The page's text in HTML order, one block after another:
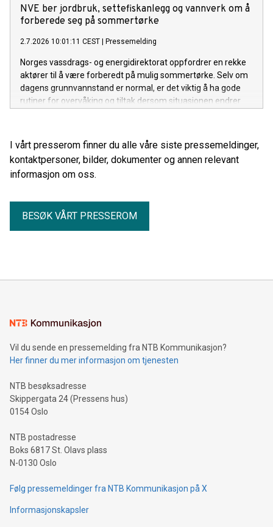
viser NVEs klimadeklarasjon for fysisk levert strøm i 2025.
NVE ber jordbruk, settefiskanlegg og vannverk om å
forberede seg på sommertørke
2.7.2026 10:01:11 CEST Pressemelding
Norges vassdrags- og energidirektorat oppfordrer en rekke
aktører til å være forberedt på mulig sommertørke. Selv om
dagens grunnvannstand er normal, er det viktig å ha gode
rutiner for overvåking og tiltak dersom situasjonen endrer
I vårt presserom finner du alle våre siste pressemeldinger,
kontaktpersoner, bilder, dokumenter og annen relevant
informasjon om oss.
BESØK VÅRT PRESSEROM
Vil du sende en pressemelding fra NTB Kommunikasjon?
Her finner du mer informasjon om tjenesten
NTB besøksadresse
Skippergata 24 (Pressens hus)
0154 Oslo
NTB postadresse
Boks 6817 St. Olavs plass
N-0130 Oslo
Følg pressemeldinger fra NTB Kommunikasjon på X
Informasjonskapsler